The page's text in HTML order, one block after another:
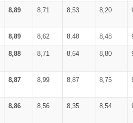
8,89 8,71 8,53 8,20
8,89 8,62 8,48 8,48
8,88 8,71 8,64 8,80
8,87 8,99 8,87 8,75
8,86 8,56 8,35 8,54